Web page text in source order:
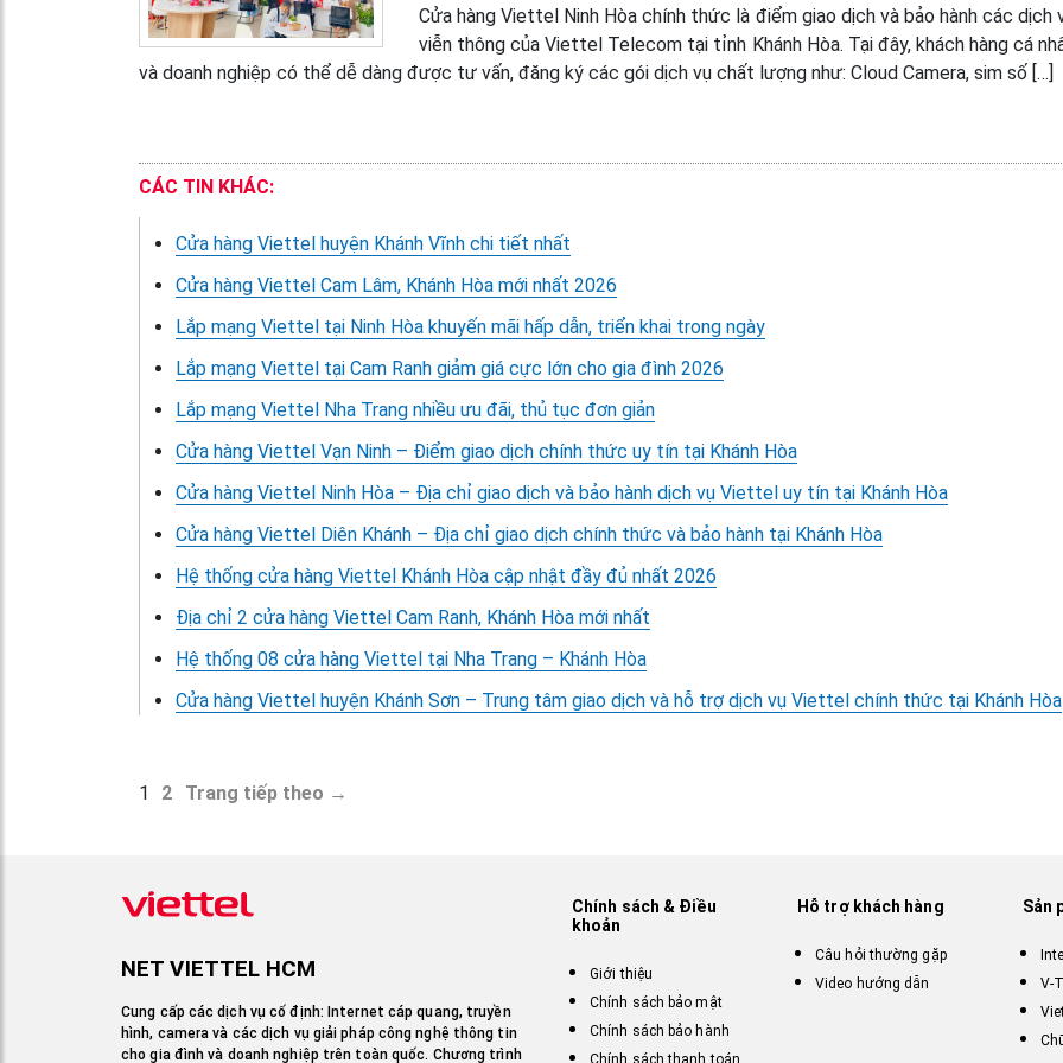
Cửa hàng Viettel Ninh Hòa chính thức là điểm giao dịch và bảo hành các dịch
viễn thông của Viettel Telecom tại tỉnh Khánh Hòa. Tại đây, khách hàng cá
và doanh nghiệp có thể dễ dàng được tư vấn, đăng ký các gói dịch vụ chất lượng như: Cloud Camera, sim số […]
CÁC TIN KHÁC:
Cửa hàng Viettel huyện Khánh Vĩnh chi tiết nhất
Cửa hàng Viettel Cam Lâm, Khánh Hòa mới nhất 2026
Lắp mạng Viettel tại Ninh Hòa khuyến mãi hấp dẫn, triển khai trong ngày
Lắp mạng Viettel tại Cam Ranh giảm giá cực lớn cho gia đình 2026
Lắp mạng Viettel Nha Trang nhiều ưu đãi, thủ tục đơn giản
Cửa hàng Viettel Vạn Ninh – Điểm giao dịch chính thức uy tín tại Khánh Hòa
Cửa hàng Viettel Ninh Hòa – Địa chỉ giao dịch và bảo hành dịch vụ Viettel uy tín tại Khánh Hòa
Cửa hàng Viettel Diên Khánh – Địa chỉ giao dịch chính thức và bảo hành tại Khánh Hòa
Hệ thống cửa hàng Viettel Khánh Hòa cập nhật đầy đủ nhất 2026
Địa chỉ 2 cửa hàng Viettel Cam Ranh, Khánh Hòa mới nhất
Hệ thống 08 cửa hàng Viettel tại Nha Trang – Khánh Hòa
Cửa hàng Viettel huyện Khánh Sơn – Trung tâm giao dịch và hỗ trợ dịch vụ Viettel chính thức tại Khánh Hòa
1 2 Trang tiếp theo →
NET VIETTEL HCM
Cung cấp các dịch vụ cố định: Internet cáp quang, truyền
hình, camera và các dịch vụ giải pháp công nghệ thông tin
cho gia đình và doanh nghiệp trên toàn quốc. Chương trình
Chính sách & Điều
khoản
Giới thiệu
Chính sách bảo mật
Chính sách bảo hành
Chính sách thanh toán
Hỗ trợ khách hàng
Câu hỏi thường gặp
Video hướng dẫn
Sản
V-